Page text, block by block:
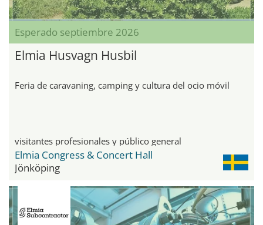
Esperado septiembre 2026
Elmia Husvagn Husbil
Feria de caravaning, camping y cultura del ocio móvil
visitantes profesionales y público general
Elmia Congress & Concert Hall
Jönköping